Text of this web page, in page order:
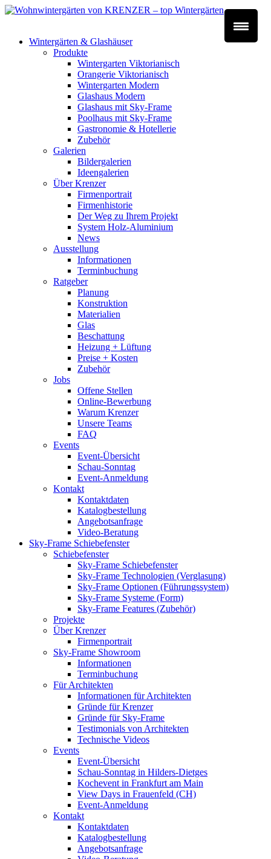
Wintergärten & Glashäuser
Produkte
Wintergarten Viktorianisch
Orangerie Viktorianisch
Wintergarten Modern
Glashaus Modern
Glashaus mit Sky-Frame
Poolhaus mit Sky-Frame
Gastronomie & Hotellerie
Zubehör
Galerien
Bildergalerien
Ideengalerien
Über Krenzer
Firmenportrait
Firmenhistorie
Der Weg zu Ihrem Projekt
System Holz-Aluminium
News
Ausstellung
Informationen
Terminbuchung
Ratgeber
Planung
Konstruktion
Materialien
Glas
Beschattung
Heizung + Lüftung
Preise + Kosten
Zubehör
Jobs
Offene Stellen
Online-Bewerbung
Warum Krenzer
Unsere Teams
FAQ
Events
Event-Übersicht
Schau-Sonntag
Event-Anmeldung
Kontakt
Kontaktdaten
Katalogbestellung
Angebotsanfrage
Video-Beratung
Sky-Frame Schiebefenster
Schiebefenster
Sky-Frame Schiebefenster
Sky-Frame Technologien (Verglasung)
Sky-Frame Optionen (Führungssystem)
Sky-Frame Systeme (Form)
Sky-Frame Features (Zubehör)
Projekte
Über Krenzer
Firmenportrait
Sky-Frame Showroom
Informationen
Terminbuchung
Für Architekten
Informationen für Architekten
Gründe für Krenzer
Gründe für Sky-Frame
Testimonials von Architekten
Technische Videos
Events
Event-Übersicht
Schau-Sonntag in Hilders-Dietges
Kochevent in Frankfurt am Main
View Days in Frauenfeld (CH)
Event-Anmeldung
Kontakt
Kontaktdaten
Katalogbestellung
Angebotsanfrage